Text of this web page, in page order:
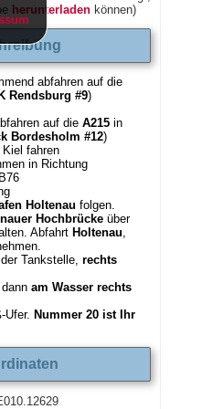
herunterladen können)
abfahren auf die
Rendsburg #9)
auf die A215in
Bordesholm #12)
fahren
in Richtung
Holtenau folgen.
Hochbrückeüber
Abfahrt Holtenau,
Tankstelle, rechts
am Wasser rechts
Ufer. Nummer 20 ist Ihr